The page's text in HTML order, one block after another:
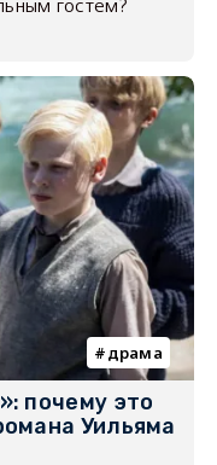
драма
почему это
Уильяма